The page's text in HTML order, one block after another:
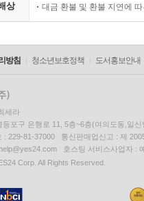
상 대금 환불 및 환불 지연에
방침 청소년보호정책 도서홍보안내
세라
등포구 은행로 11, 5층~6층(여의도동,일신
: 229-81-37000 통신판매업신고 : 제
호스팅 서비스사업자 :
Corp. All Rights Reserved.